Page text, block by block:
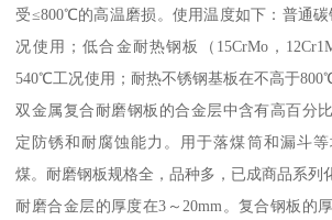
受≤800℃的高温磨损。使用温度如下：普通
况使用；低合金耐热钢板（15CrMo，
540℃工况使用；耐热不锈钢基板在不高于
双金属复合耐磨钢板的合金层中含有高百分
定防锈和耐腐蚀能力。用于落煤筒和漏斗
煤。耐磨钢板规格全，品种多，已成商品系列
耐磨合金层的厚度在3～20mm。复合钢板的